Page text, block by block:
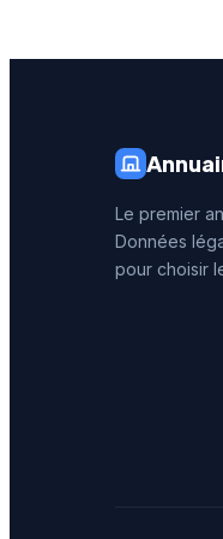
Le premier
Données
pour choisir